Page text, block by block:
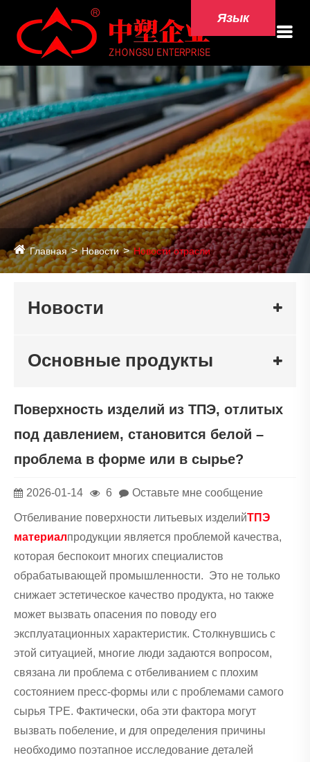
Язык
Главная Новости Новости отрасли
Новости
Основные продукты
Поверхность изделий из ТПЭ, отлитых
под давлением, становится белой –
проблема в форме или в сырье?
2026-01-14 6 Оставьте мне сообщение
Отбеливание поверхности литьевых изделийТПЭ
материалпродукции является проблемой качества,
которая беспокоит многих специалистов
обрабатывающей промышленности. Это не только
снижает эстетическое качество продукта, но также
может вызвать опасения по поводу его
эксплуатационных характеристик. Столкнувшись с
этой ситуацией, многие люди задаются вопросом,
связана ли проблема с отбеливанием с плохим
состоянием пресс-формы или с проблемами самого
сырья TPE. Фактически, оба эти фактора могут
вызвать побеление, и для определения причины
необходимо поэтапное исследование деталей